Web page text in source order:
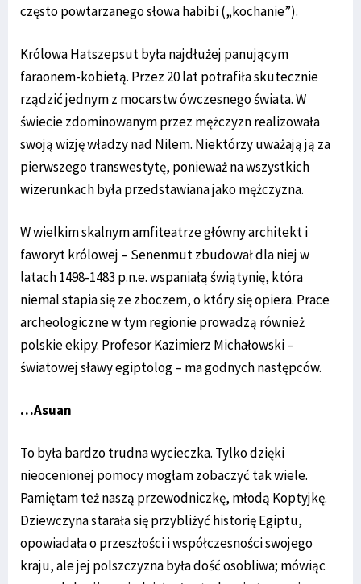
często powtarzanego słowa habibi („kochanie”).
Królowa Hatszepsut była najdłużej panującym
faraonem-kobietą. Przez 20 lat potrafiła skutecznie
rządzić jednym z mocarstw ówczesnego świata. W
świecie zdominowanym przez mężczyzn realizowała
swoją wizję władzy nad Nilem. Niektórzy uważają ją za
pierwszego transwestytę, ponieważ na wszystkich
wizerunkach była przedstawiana jako mężczyzna.
W wielkim skalnym amfiteatrze główny architekt i
faworyt królowej – Senenmut zbudował dla niej w
latach 1498-1483 p.n.e. wspaniałą świątynię, która
niemal stapia się ze zboczem, o który się opiera. Prace
archeologiczne w tym regionie prowadzą również
polskie ekipy. Profesor Kazimierz Michałowski –
światowej sławy egiptolog – ma godnych następców.
…Asuan
To była bardzo trudna wycieczka. Tylko dzięki
nieocenionej pomocy mogłam zobaczyć tak wiele.
Pamiętam też naszą przewodniczkę, młodą Koptyjkę.
Dziewczyna starała się przybliżyć historię Egiptu,
opowiadała o przeszłości i współczesności swojego
kraju, ale jej polszczyzna była dość osobliwa; mówiąc